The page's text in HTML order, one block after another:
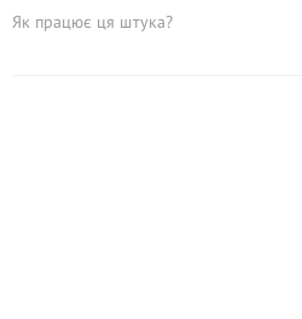
Як працює ця штука?